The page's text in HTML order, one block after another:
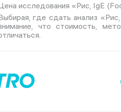
исследования «Рис, IgE
где сдать анализ
что стоимость,